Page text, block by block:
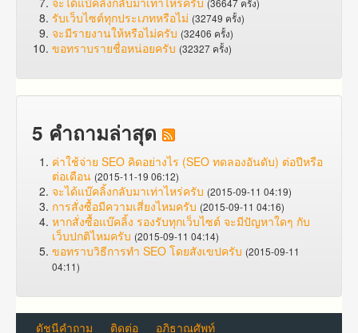
(36647 ครั้ง)
รับเว็บไซต์ทุกประเภทหรือไม่ (32749 ครั้ง)
จะมีรายงานให้หรือไม่ครับ (32406 ครั้ง)
ขอทราบรายชื่อหน่อยครับ (32327 ครั้ง)
5 คำถามล่าสุด
ค่าใช้จ่าย SEO คิดอย่างไร (SEO ทดลองอันดับ) ต่อปีหรือ
ต่อเดือน (2015-11-19 06:12)
จะได้แบ๊คลิ้งกลับมาเท่าไหร่ครับ (2015-09-11 04:19)
การสั่งซื้อมีความเสี่ยงไหมครับ (2015-09-11 04:16)
หากสั่งซื้อแบ๊คลิ้ง รองรับทุกเว็บไซต์ จะมีปัญหาใดๆ กับ
เว็บปกติไหมครับ (2015-09-11 04:14)
ขอทราบวิธีการทำ SEO โดยสังเขปครับ (2015-09-11
04:11)
ดัชนีคำถาม ติดต่อ อภิธาณศัพท์